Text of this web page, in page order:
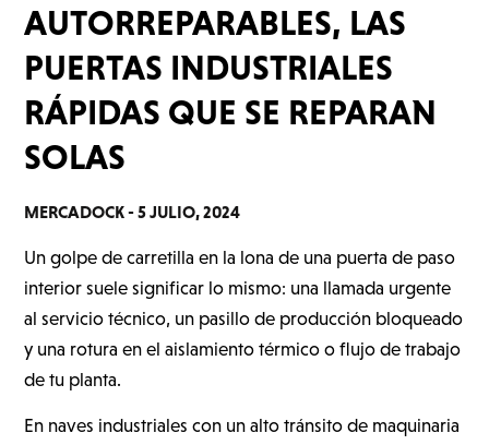
AUTORREPARABLES, LAS
PUERTAS INDUSTRIALES
RÁPIDAS QUE SE REPARAN
SOLAS
MERCADOCK -5 JULIO, 2024
Un golpe de carretilla en la lona de una puerta de paso
interior suele significar lo mismo: una llamada urgente
al servicio técnico, un pasillo de producción bloqueado
y una rotura en el aislamiento térmico o flujo de trabajo
de tu planta.
En naves industriales con un alto tránsito de maquinaria